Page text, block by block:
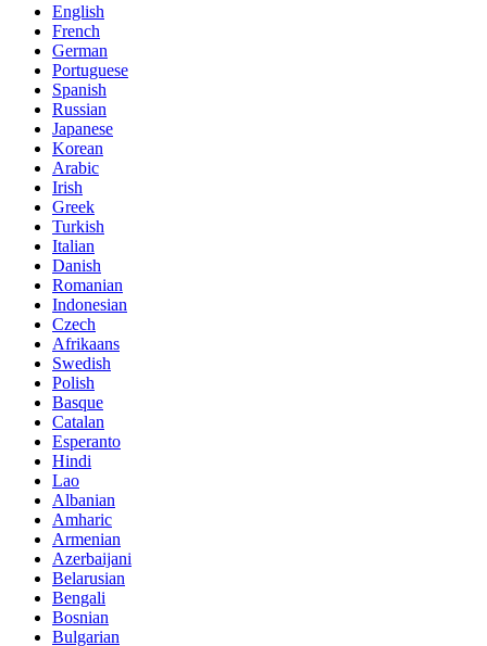
English
French
German
Portuguese
Spanish
Russian
Japanese
Korean
Arabic
Irish
Greek
Turkish
Italian
Danish
Romanian
Indonesian
Czech
Afrikaans
Swedish
Polish
Basque
Catalan
Esperanto
Hindi
Lao
Albanian
Amharic
Armenian
Azerbaijani
Belarusian
Bengali
Bosnian
Bulgarian